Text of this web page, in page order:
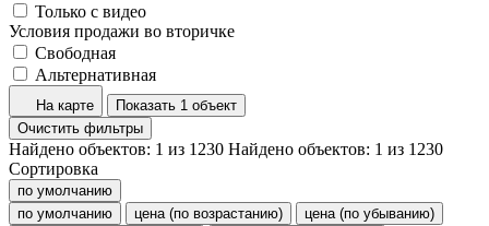
Только с видео
Условия продажи во вторичке
Свободная
Альтернативная
На карте
Показать 1 объект
Очистить фильтры
Найдено объектов: 1 из 1230 Найдено объектов: 1 из 1230
Сортировка
по умолчанию
по умолчанию
цена (по возрастанию)
цена (по убыванию)